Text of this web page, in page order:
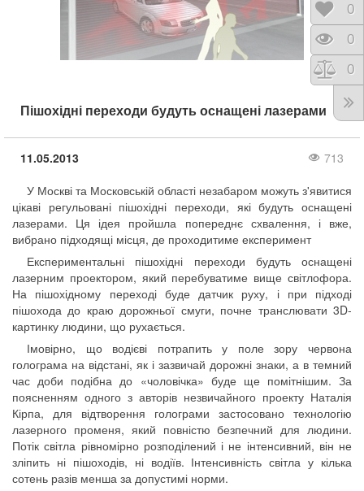
Пішохідні переходи будуть оснащені лазерами
11.05.2013
713
У Москві та Московській області незабаром можуть з'явитися
цікаві регульовані пішохідні переходи, які будуть оснащені
лазерами. Ця ідея пройшла попереднє схвалення, і вже,
вибрано підходящі місця, де проходитиме експеримент
Експериментальні пішохідні переходи будуть оснащені
лазерним проектором, який перебуватиме вище світлофора.
На пішохідному переході буде датчик руху, і при підході
пішохода до краю дорожньої смуги, почне транслювати 3D-
картинку людини, що рухається.
Імовірно, що водієві потрапить у поле зору червона
голограма на відстані, як і зазвичай дорожні знаки, а в темний
час доби подібна до «чоловічка» буде ще помітнішим. За
поясненням одного з авторів незвичайного проекту Наталія
Кірпа, для відтворення голограми застосовано технологію
лазерного променя, який повністю безпечний для людини.
Потік світла рівномірно розподілений і не інтенсивний, він не
зліпить ні пішоходів, ні водіїв. Інтенсивність світла у кілька
сотень разів менша за допустимі норми.
0
0
0